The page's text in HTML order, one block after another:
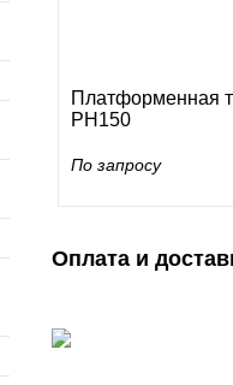
Платформенная
PH150
По запросу
Оплата и